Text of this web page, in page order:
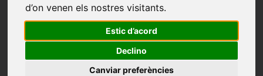
d’on venen els nostres visitants.
Estic d’acord
Declino
Canviar preferències